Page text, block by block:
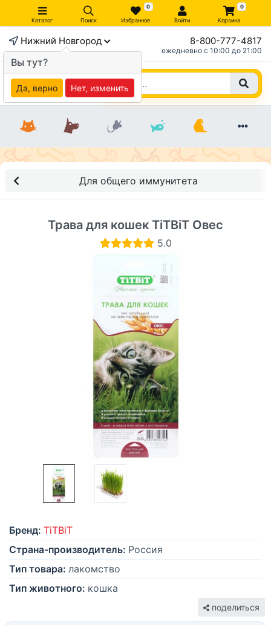
Каталог Поиск
0
Избранное Войти
0
Корзина
Нижний Новгород 8-800-777-4817
ежедневно c 10:00 до 21:00
Для общего иммунитета
Трава для кошек TiTBiT Овес
5.0
Бренд: TiTBiT
Страна-производитель: Россия
Тип товара: лакомство
Тип животного: кошка
поделиться
×
Вы тут?
Да, верно Нет, изменить